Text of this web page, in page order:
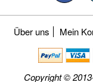
Über uns Mein
Copyright ©